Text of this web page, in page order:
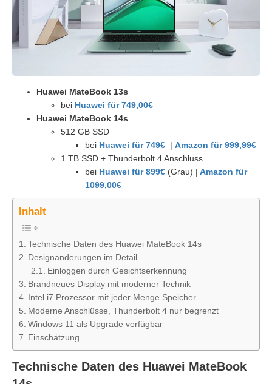
Huawei MateBook 13s
bei Huawei für 749,00€
Huawei MateBook 14s
512 GB SSD
bei Huawei für 749€ | Amazon für 999,99€
1 TB SSD + Thunderbolt 4 Anschluss
bei Huawei für 899€ (Grau) | Amazon für
1099,00€
Inhalt
Technische Daten des Huawei MateBook 14s
Designänderungen im Detail
Einloggen durch Gesichtserkennung
Brandneues Display mit moderner Technik
Intel i7 Prozessor mit jeder Menge Speicher
Moderne Anschlüsse, Thunderbolt 4 nur begrenzt
Windows 11 als Upgrade verfügbar
Einschätzung
Technische Daten des Huawei MateBook